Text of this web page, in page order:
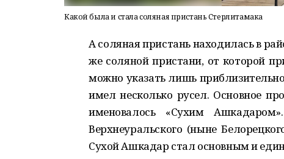
Какой была и стала соляная пристань Стерлитамака
А соляная пристань находилась в
же соляной пристани, от которой
можно указать лишь приблизитель
имел несколько русел. Основное
именовалось «Сухим
Верхнеуральского (ныне
Сухой Ашкадар стал основным и